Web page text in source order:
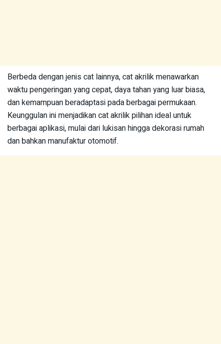
Berbeda dengan jenis cat lainnya, cat akrilik menawarkan
waktu pengeringan yang cepat, daya tahan yang luar biasa,
dan kemampuan beradaptasi pada berbagai permukaan.
Keunggulan ini menjadikan cat akrilik pilihan ideal untuk
berbagai aplikasi, mulai dari lukisan hingga dekorasi rumah
dan bahkan manufaktur otomotif.